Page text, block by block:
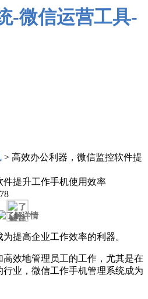
> 高效办公利器，微信监控软件提
提升工作手机使用效率
提高企业工作效率的利器。
效地管理员工的工作，尤其是在
业，微信工作手机管理系统成为